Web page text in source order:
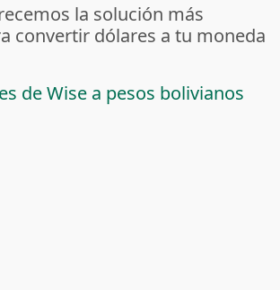
la solución más
convertir dólares a tu moneda
de Wise a pesos bolivianos